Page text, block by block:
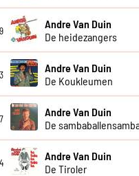
Andre Van Duin
De heidezangers
Andre Van Duin
De Koukleumen
Andre Van Duin
De
Andre Van Duin
De Tiroler